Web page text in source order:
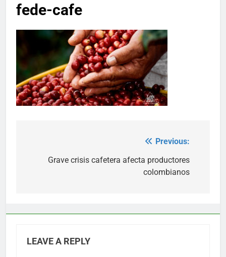
fede-cafe
navigation
Previous:
Grave crisis cafetera afecta productores
colombianos
LEAVE A REPLY